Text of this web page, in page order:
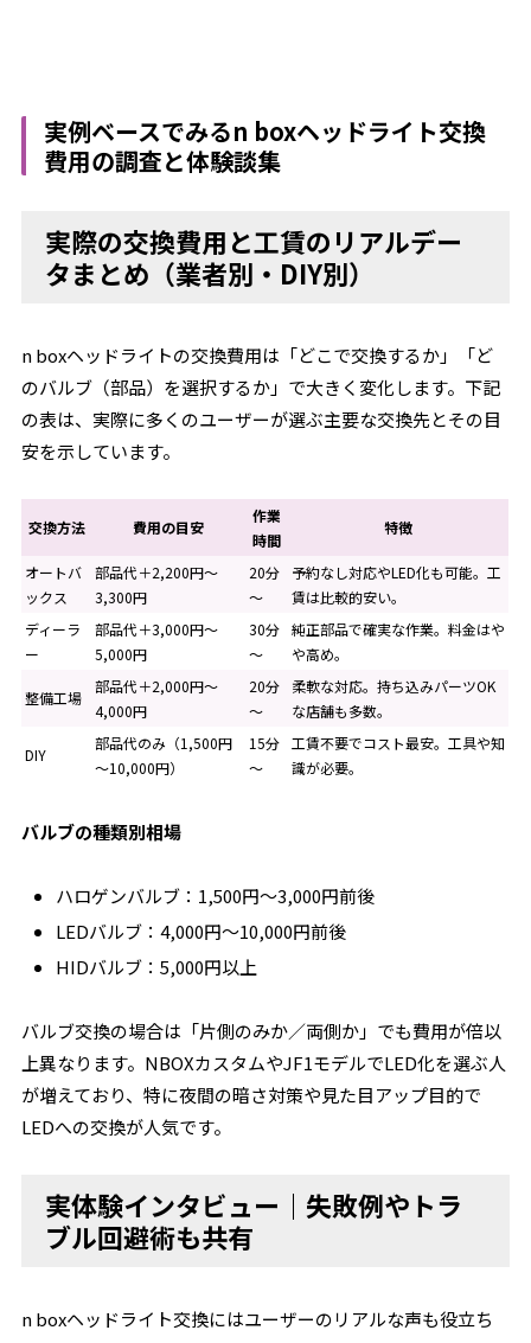
実例ベースでみるn boxヘッドライト交換
費用の調査と体験談集
実際の交換費用と工賃のリアルデー
タまとめ（業者別・DIY別）
n boxヘッドライトの交換費用は「どこで交換するか」「ど
のバルブ（部品）を選択するか」で大きく変化します。下記
の表は、実際に多くのユーザーが選ぶ主要な交換先とその目
安を示しています。
交換方法 費用の目安
作業
時間
特徴
オートバ
ックス
部品代＋2,200円～
3,300円
20分
～
予約なし対応やLED化も可能。工
賃は比較的安い。
ディーラ
ー
部品代＋3,000円～
5,000円
30分
～
純正部品で確実な作業。料金はや
や高め。
整備工場
部品代＋2,000円～
4,000円
20分
～
柔軟な対応。持ち込みパーツOK
な店舗も多数。
DIY
部品代のみ（1,500円
～10,000円）
15分
～
工賃不要でコスト最安。工具や知
識が必要。
バルブの種類別相場
ハロゲンバルブ：1,500円～3,000円前後
LEDバルブ：4,000円～10,000円前後
HIDバルブ：5,000円以上
バルブ交換の場合は「片側のみか／両側か」でも費用が倍以
上異なります。NBOXカスタムやJF1モデルでLED化を選ぶ人
が増えており、特に夜間の暗さ対策や見た目アップ目的で
LEDへの交換が人気です。
実体験インタビュー｜失敗例やトラ
ブル回避術も共有
n boxヘッドライト交換にはユーザーのリアルな声も役立ち